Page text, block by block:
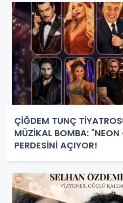
ÇİĞDEM TUNÇ
MÜZİKAL BOMBA: "NEON
PERDESİNİ AÇIYOR!